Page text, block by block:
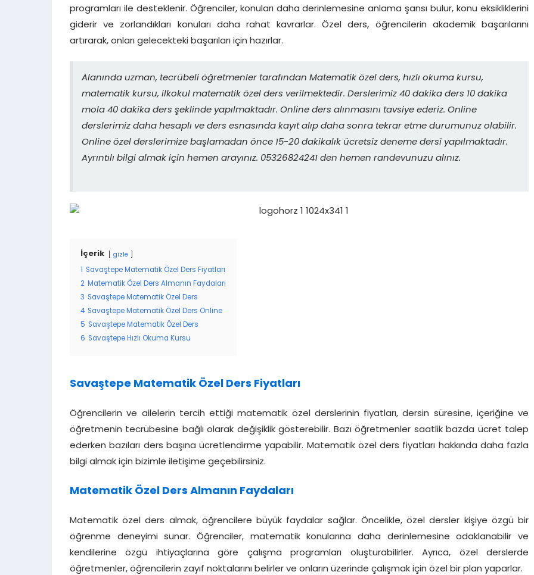
programları ile desteklenir. Öğrenciler, konuları daha derinlemesine anlama şansı bulur, konu eksikliklerini
giderir ve zorlandıkları konuları daha rahat kavrarlar. Özel ders, öğrencilerin akademik başarılarını
artırarak, onları gelecekteki başarıları için hazırlar.
Alanında uzman, tecrübeli öğretmenler tarafından Matematik özel ders, hızlı okuma kursu,
matematik kursu, ilkokul matematik özel ders verilmektedir. Derslerimiz 40 dakika ders 10 dakika
mola 40 dakika ders şeklinde yapılmaktadır. Online ders alınmasını tavsiye ederiz. Online
derslerimiz daha hesaplı ve ders esnasında kayıt alıp daha sonra tekrar etme durumunuz olabilir.
Online özel derslerimize başlamadan önce 15-20 dakikalık ücretsiz deneme dersi yapılmaktadır.
Ayrıntılı bilgi almak için hemen arayınız. 05326824241 den hemen randevunuzu alınız.
İçerik gizle
Savaştepe Matematik Özel Ders Fiyatları
2 Matematik Özel Ders Almanın Faydaları
3 Savaştepe Matematik Özel Ders
4 Savaştepe Matematik Özel Ders Online
5 Savaştepe Matematik Özel Ders
6 Savaştepe Hızlı Okuma Kursu
Savaştepe Matematik Özel Ders Fiyatları
Öğrencilerin ve ailelerin tercih ettiği matematik özel derslerinin fiyatları, dersin süresine, içeriğine ve
öğretmenin tecrübesine bağlı olarak değişiklik gösterebilir. Bazı öğretmenler saatlik bazda ücret talep
ederken bazıları ders başına ücretlendirme yapabilir. Matematik özel ders fiyatları hakkında daha fazla
bilgi almak için bizimle iletişime geçebilirsiniz.
Matematik Özel Ders Almanın Faydaları
Matematik özel ders almak, öğrencilere büyük faydalar sağlar. Öncelikle, özel dersler kişiye özgü bir
öğrenme deneyimi sunar. Öğrenciler, matematik konularına daha derinlemesine odaklanabilir ve
kendilerine özgü ihtiyaçlarına göre çalışma programları oluşturabilirler. Ayrıca, özel derslerde
öğretmenler, öğrencilerin zayıf noktalarını belirler ve onların üzerinde çalışmak için özel bir plan yaparlar.